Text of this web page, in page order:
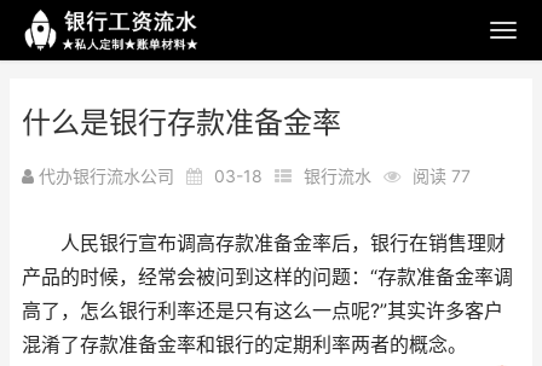
什么是银行存款准备金率
代办银行流水公司 03-18 银行流水 阅读 77
人民银行宣布调高存款准备金率后，银行在销售理财
产品的时候，经常会被问到这样的问题：“存款准备金率调
高了，怎么银行利率还是只有这么一点呢?”其实许多客户
混淆了存款准备金率和银行的定期利率两者的概念。